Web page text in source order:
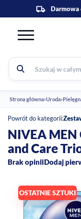
Strona główna›Uroda›
OSTATNIE SZTUKI
Powrót do kategorii:
NIVEA MEN
and Care
Brak opiniiDodaj